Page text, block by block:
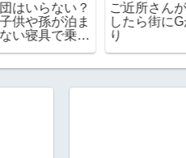
？
ま
り
ご近所さんが古家を解体
したら街にGが増えまく
り